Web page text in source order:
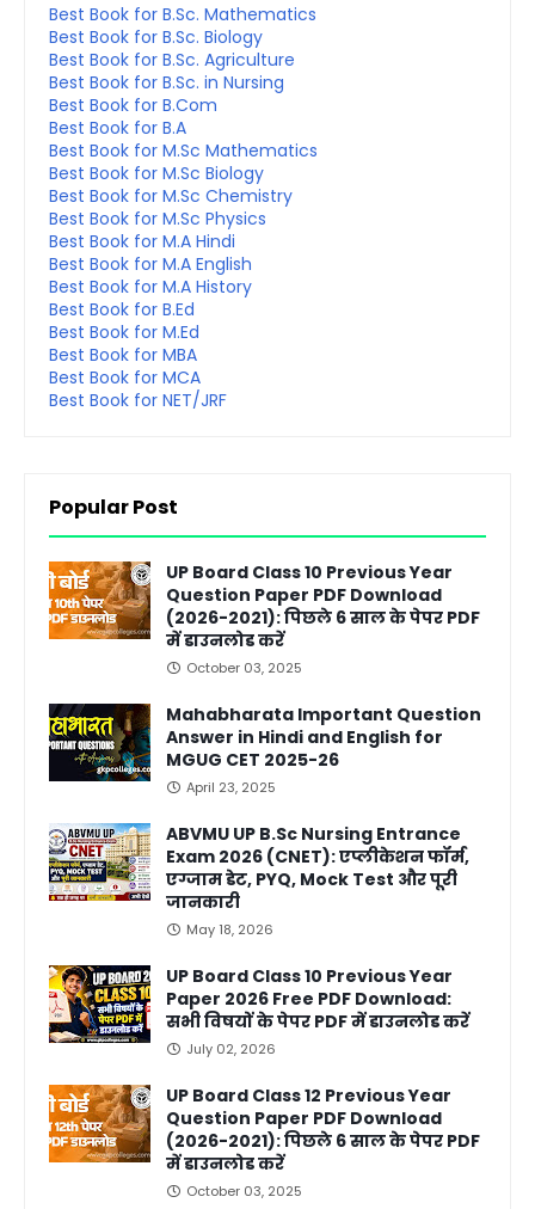
Best Book for B.Sc. Mathematics
Best Book for B.Sc. Biology
Best Book for B.Sc. Agriculture
Best Book for B.Sc. in Nursing
Best Book for B.Com
Best Book for B.A
Best Book for M.Sc Mathematics
Best Book for M.Sc Biology
Best Book for M.Sc Chemistry
Best Book for M.Sc Physics
Best Book for M.A Hindi
Best Book for M.A English
Best Book for M.A History
Best Book for B.Ed
Best Book for M.Ed
Best Book for MBA
Best Book for MCA
Best Book for NET/JRF
Popular Post
UP Board Class 10 Previous Year
Question Paper PDF Download
(2026-2021): पिछले 6 साल के पेपर PDF
में डाउनलोड करें
October 03, 2025
Mahabharata Important Question
Answer in Hindi and English for
MGUG CET 2025-26
April 23, 2025
ABVMU UP B.Sc Nursing Entrance
Exam 2026 (CNET): एप्लीकेशन फॉर्म,
एग्जाम डेट, PYQ, Mock Test और पूरी
जानकारी
May 18, 2026
UP Board Class 10 Previous Year
Paper 2026 Free PDF Download:
सभी विषयों के पेपर PDF में डाउनलोड करें
July 02, 2026
UP Board Class 12 Previous Year
Question Paper PDF Download
(2026-2021): पिछले 6 साल के पेपर PDF
में डाउनलोड करें
October 03, 2025